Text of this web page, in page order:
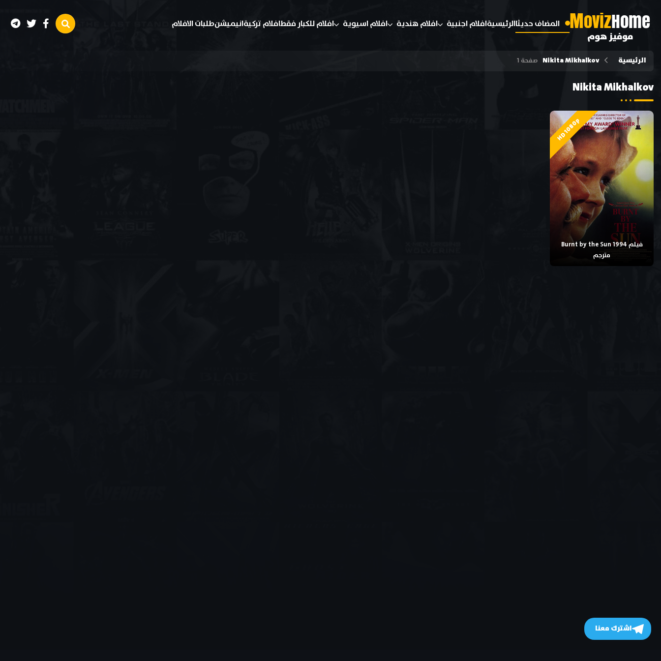
MovizHome
موفيز هوم
المضاف حديثاالرئيسيةافلام اجنبية افلام هندية افلام اسيوية افلام للكبار فقطافلام تركيةانيميشنطلبات الافلام
الرئيسية Nikita Mikhalkov صفحة 1
Nikita Mikhalkov
HD 1080p
فيلم Burnt by the Sun 1994
مترجم
اشترك معنا